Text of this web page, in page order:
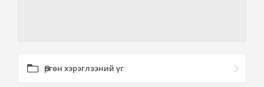
Өргөн хэрэглээний үг